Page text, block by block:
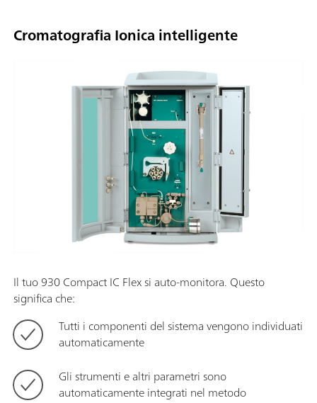
Cromatografia Ionica intelligente
Il tuo 930 Compact IC Flex si auto-monitora. Questo
significa che:
Tutti i componenti del sistema vengono individuati
automaticamente
Gli strumenti e altri parametri sono
automaticamente integrati nel metodo